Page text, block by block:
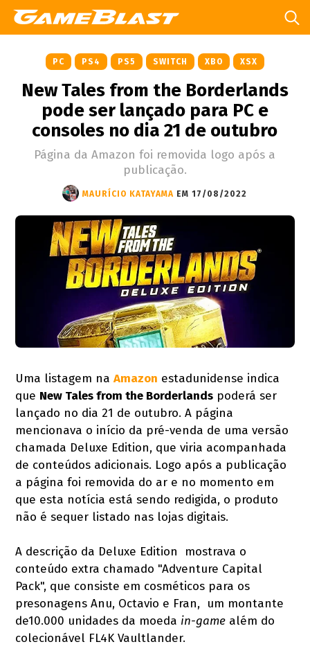
PC PS4 PS5 SWITCH XBO XSX
New Tales from the Borderlands
pode ser lançado para PC e
consoles no dia 21 de outubro
Página da Amazon foi removida logo após a
publicação.
MAURÍCIO KATAYAMA EM 17/08/2022
Uma listagem naAmazon estadunidense indica
que New Tales from the Borderlands poderá ser
lançado no dia 21 de outubro. A página
mencionava o início da pré-venda de uma versão
chamada Deluxe Edition, que viria acompanhada
de conteúdos adicionais. Logo após a publicação
a página foi removida do ar e no momento em
que esta notícia está sendo redigida, o produto
não é sequer listado nas lojas digitais.
A descrição da Deluxe Edition mostrava o
conteúdo extra chamado "Adventure Capital
Pack", que consiste em cosméticos para os
presonagens Anu, Octavio e Fran, um montante
de10.000 unidades da moeda in-game além do
colecionável FL4K Vaultlander.